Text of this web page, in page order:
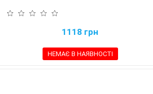
1118 грн
НЕМАЄ В НАЯВНОСТІ